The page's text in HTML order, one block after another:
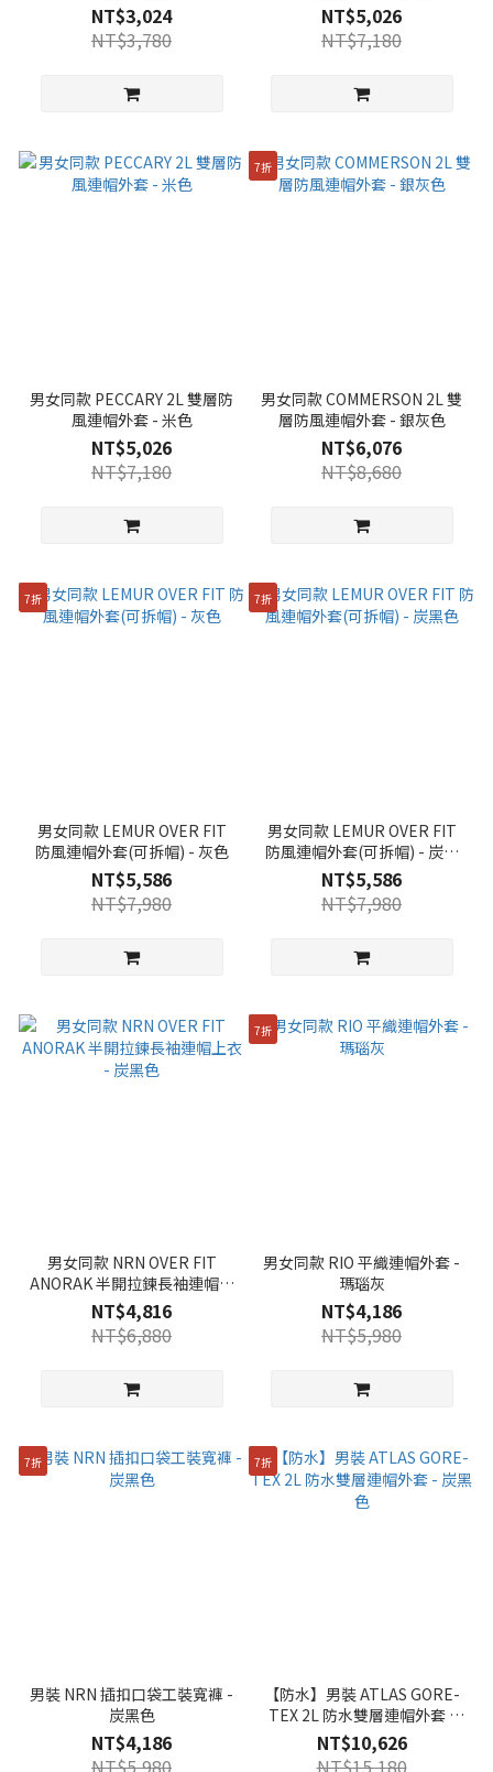
NT$3,024
NT$3,780
NT$5,026
NT$7,180
男女同款 PECCARY 2L 雙層防
風連帽外套 - 米色
NT$5,026
NT$7,180
7折
男女同款 COMMERSON 2L 雙
層防風連帽外套 - 銀灰色
NT$6,076
NT$8,680
7折
男女同款 LEMUR OVER FIT
防風連帽外套(可拆帽) - 灰色
NT$5,586
NT$7,980
7折
男女同款 LEMUR OVER FIT
防風連帽外套(可拆帽) - 炭黑
色
NT$5,586
NT$7,980
男女同款 NRN OVER FIT
ANORAK 半開拉鍊長袖連帽上
衣 - 炭黑色
NT$4,816
NT$6,880
7折
男女同款 RIO 平織連帽外套 -
瑪瑙灰
NT$4,186
NT$5,980
7折
男裝 NRN 插扣口袋工裝寬褲 -
炭黑色
NT$4,186
NT$5,980
7折
【防水】男裝 ATLAS GORE-
TEX 2L 防水雙層連帽外套 -
炭黑色
NT$10,626
NT$15,180